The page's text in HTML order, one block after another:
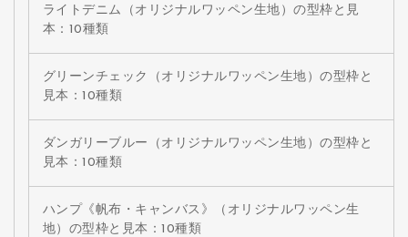
ライトデニム（オリジナルワッペン生地）の型枠と見
本：10種類
グリーンチェック（オリジナルワッペン生地）の型枠と
見本：10種類
ダンガリーブルー（オリジナルワッペン生地）の型枠と
見本：10種類
ハンプ《帆布・キャンバス》（オリジナルワッペン生
地）の型枠と見本：10種類